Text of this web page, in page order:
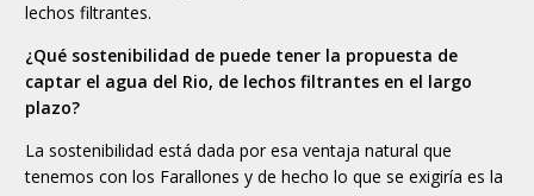
lechos filtrantes.
¿Qué sostenibilidad de puede tener la propuesta de
captar el agua del Rio, de lechos filtrantes en el largo
plazo?
La sostenibilidad está dada por esa ventaja natural que
tenemos con los Farallones y de hecho lo que se exigiría es la